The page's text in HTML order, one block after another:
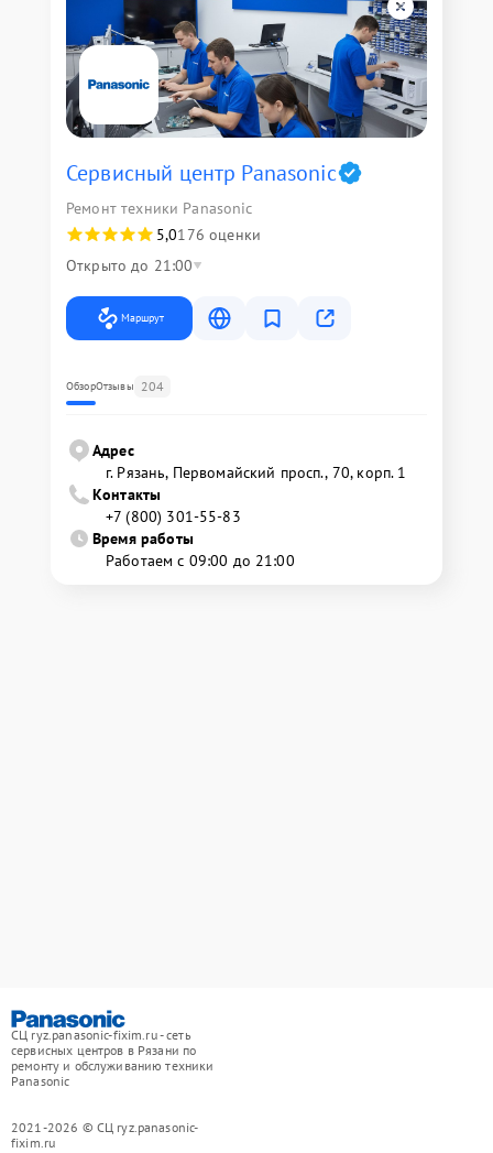
Сервисный центр Panasonic
Ремонт техники Panasonic
5,0176 оценки
Открыто до 21:00
Маршрут
ОбзорОтзывы 204
Адрес
г. Рязань, Первомайский просп., 70, корп. 1
Контакты
+7 (800) 301-55-83
Время работы
Работаем с 09:00 до 21:00
СЦ ryz.panasonic-fixim.ru - сеть
сервисных центров в Рязани по
ремонту и обслуживанию техники
Panasonic
2021-2026 © СЦ ryz.panasonic-
fixim.ru